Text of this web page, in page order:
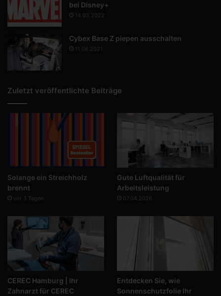
bei Disney+
14.03.2022
Cybex Base Z piepen ausschalten
11.08.2021
Zuletzt veröffentlichte Beiträge
Solange ein Streichholz
brennt
vor 3 Tagen
Gute Luftqualität für
Arbeitsleistung
07.04.2026
CEREC Hamburg | Ihr
Zahnarzt für CEREC
Entdecken Sie, wie
Sonnenschutzfolie Ihr